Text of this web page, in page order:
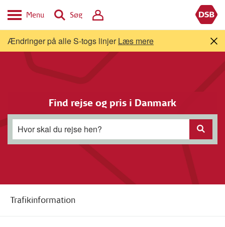
Menu Søg
Ændringer på alle S-togs linjerLæs mere
Find rejse og pris i Danmark
Hvor skal du rejse hen?
Trafikinformation